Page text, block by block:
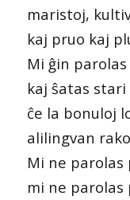
maristoj,
kaj pruo kaj
Mi ĝin
kaj ŝatas
ĉe la bonuloj
alilingvan
Mi ne parolas
mi ne parolas